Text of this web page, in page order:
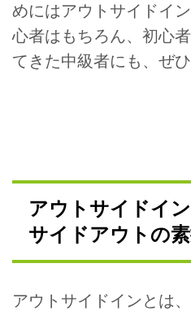
めにはアウトサイドイ
心者はもちろん、初心
てきた中級者にも、ぜひ
アウトサイドイ
サイドアウトの
アウトサイドインとは